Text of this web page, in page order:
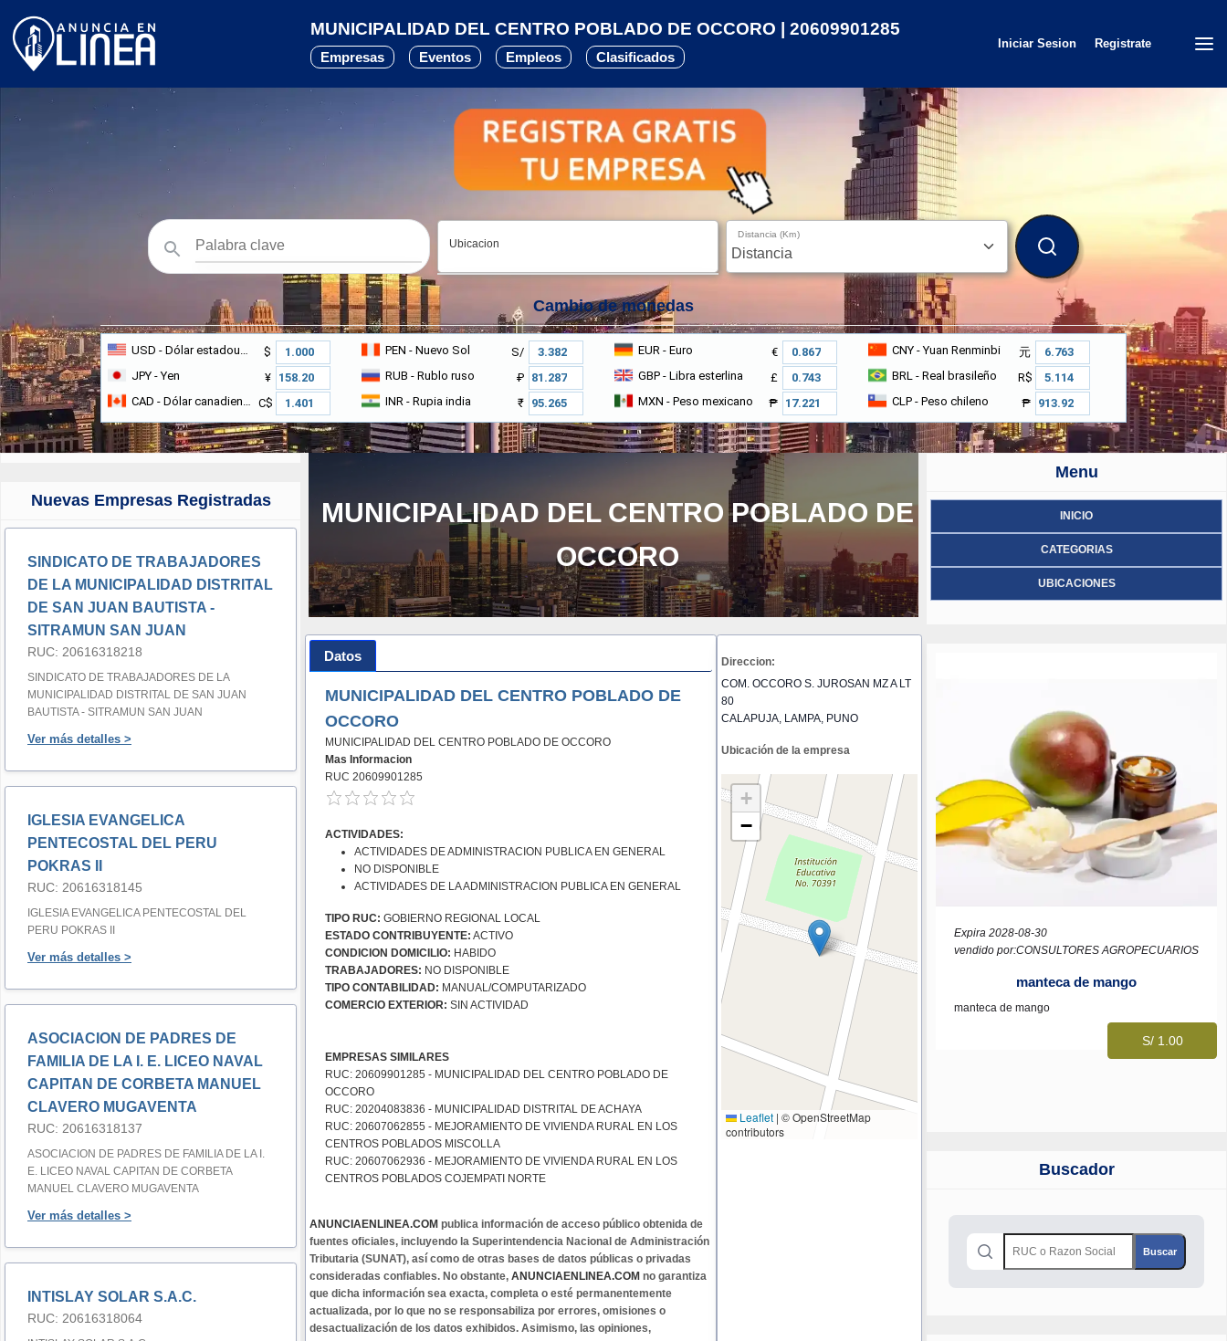
MUNICIPALIDAD DEL CENTRO POBLADO DE OCCORO | 20609901285
Empresas Eventos Empleos Clasificados
Iniciar Sesion Registrate
Ubicacion
Distancia (Km)
BUSCAR
Cambio de monedas
USD - Dólar estadounidense $ PEN - Nuevo Sol S/ EUR - Euro € CNY- Yuan Renminbi
元
JPY - Yen ¥ RUB - Rublo ruso ₽ GBP - Libra esterlina £ BRL - Real brasileño
R$
CAD - Dólar canadiense C$ INR - Rupia india ₹ MXN - Peso mexicano ₱ CLP- Peso chileno ₱
Nuevas Empresas Registradas
SINDICATO DE TRABAJADORES
DE LA MUNICIPALIDAD DISTRITAL
DE SAN JUAN BAUTISTA -
SITRAMUN SAN JUAN
RUC: 20616318218
SINDICATO DE TRABAJADORES DE LA
MUNICIPALIDAD DISTRITAL DE SAN JUAN
BAUTISTA - SITRAMUN SAN JUAN
Ver más detalles >
IGLESIA EVANGELICA
PENTECOSTAL DEL PERU
POKRAS II
RUC: 20616318145
IGLESIA EVANGELICA PENTECOSTAL DEL
PERU POKRAS II
Ver más detalles >
ASOCIACION DE PADRES DE
FAMILIA DE LA I. E. LICEO NAVAL
CAPITAN DE CORBETA MANUEL
CLAVERO MUGAVENTA
RUC: 20616318137
ASOCIACION DE PADRES DE FAMILIA DE LA I.
E. LICEO NAVAL CAPITAN DE CORBETA
MANUEL CLAVERO MUGAVENTA
Ver más detalles >
INTISLAY SOLAR S.A.C.
RUC: 20616318064
MUNICIPALIDAD DEL CENTRO POBLADO DE
OCCORO
Datos
MUNICIPALIDAD DEL CENTRO POBLADO DE
OCCORO
MUNICIPALIDAD DEL CENTRO POBLADO DE OCCORO
Mas Informacion
RUC 20609901285
ACTIVIDADES:
ACTIVIDADES DE ADMINISTRACION PUBLICA EN GENERAL
NO DISPONIBLE
ACTIVIDADES DE LA ADMINISTRACION PUBLICA EN GENERAL
TIPO RUC: GOBIERNO REGIONAL LOCAL
ESTADO CONTRIBUYENTE: ACTIVO
CONDICION DOMICILIO: HABIDO
TRABAJADORES: NO DISPONIBLE
TIPO CONTABILIDAD: MANUAL/COMPUTARIZADO
COMERCIO EXTERIOR: SIN ACTIVIDAD
EMPRESAS SIMILARES
RUC: 20609901285 - MUNICIPALIDAD DEL CENTRO POBLADO DE
OCCORO
RUC: 20204083836 - MUNICIPALIDAD DISTRITAL DE ACHAYA
RUC: 20607062855 - MEJORAMIENTO DE VIVIENDA RURAL EN LOS
CENTROS POBLADOS MISCOLLA
RUC: 20607062936 - MEJORAMIENTO DE VIVIENDA RURAL EN LOS
CENTROS POBLADOS COJEMPATI NORTE
ANUNCIAENLINEA.COM publica información de acceso público obtenida de
fuentes oficiales, incluyendo la Superintendencia Nacional de Administración
Tributaria (SUNAT), así como de otras bases de datos públicas o privadas
consideradas confiables. No obstante, ANUNCIAENLINEA.COM no garantiza
que dicha información sea exacta, completa o esté permanentemente
actualizada, por lo que no se responsabiliza por errores, omisiones o
desactualización de los datos exhibidos. Asimismo, las opiniones,
Direccion:
COM. OCCORO S. JUROSAN MZ A LT
80
CALAPUJA, LAMPA, PUNO
Ubicación de la empresa
+
−
Leaflet | © OpenStreetMap
contributors
Menu
INICIO
CATEGORIAS
UBICACIONES
Expira 2028-08-30
vendido por:CONSULTORES AGROPECUARIOS
manteca de mango
manteca de mango
S/ 1.00
Buscador